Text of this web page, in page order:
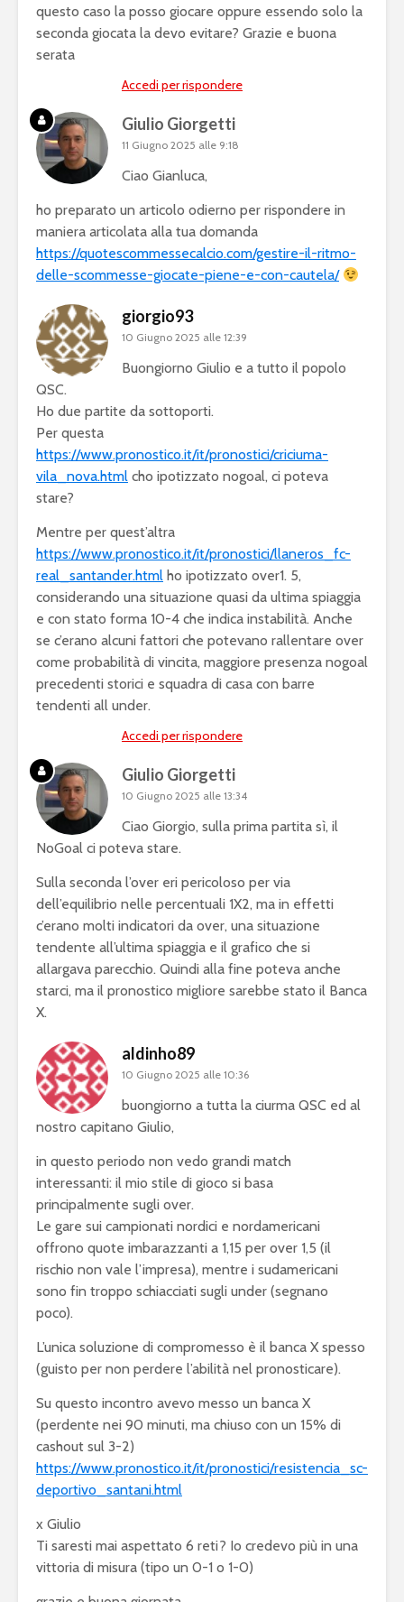
questo caso la posso giocare oppure essendo solo la
seconda giocata la devo evitare? Grazie e buona
serata
Accedi per rispondere
Giulio Giorgetti
11 Giugno 2025 alle 9:18
Ciao Gianluca,
ho preparato un articolo odierno per rispondere in
maniera articolata alla tua domanda
https://quotescommessecalcio.com/gestire-il-ritmo-
delle-scommesse-giocate-piene-e-con-cautela/
giorgio93
10 Giugno 2025 alle 12:39
Buongiorno Giulio e a tutto il popolo
QSC.
Ho due partite da sottoporti.
Per questa
https://www.pronostico.it/it/pronostici/criciuma-
vila_nova.html cho ipotizzato nogoal, ci poteva
stare?
Mentre per quest’altra
https://www.pronostico.it/it/pronostici/llaneros_fc-
real_santander.html ho ipotizzato over1. 5,
considerando una situazione quasi da ultima spiaggia
e con stato forma 10-4 che indica instabilità. Anche
se c’erano alcuni fattori che potevano rallentare over
come probabilità di vincita, maggiore presenza nogoal
precedenti storici e squadra di casa con barre
tendenti all under.
Accedi per rispondere
Giulio Giorgetti
10 Giugno 2025 alle 13:34
Ciao Giorgio, sulla prima partita sì, il
NoGoal ci poteva stare.
Sulla seconda l’over eri pericoloso per via
dell’equilibrio nelle percentuali 1X2, ma in effetti
c’erano molti indicatori da over, una situazione
tendente all’ultima spiaggia e il grafico che si
allargava parecchio. Quindi alla fine poteva anche
starci, ma il pronostico migliore sarebbe stato il Banca
X.
aldinho89
10 Giugno 2025 alle 10:36
buongiorno a tutta la ciurma QSC ed al
nostro capitano Giulio,
in questo periodo non vedo grandi match
interessanti: il mio stile di gioco si basa
principalmente sugli over.
Le gare sui campionati nordici e nordamericani
offrono quote imbarazzanti a 1,15 per over 1,5 (il
rischio non vale l’impresa), mentre i sudamericani
sono fin troppo schiacciati sugli under (segnano
poco).
L’unica soluzione di compromesso è il banca X spesso
(guisto per non perdere l’abilità nel pronosticare).
Su questo incontro avevo messo un banca X
(perdente nei 90 minuti, ma chiuso con un 15% di
cashout sul 3-2)
https://www.pronostico.it/it/pronostici/resistencia_sc-
deportivo_santani.html
x Giulio
Ti saresti mai aspettato 6 reti? Io credevo più in una
vittoria di misura (tipo un 0-1 o 1-0)